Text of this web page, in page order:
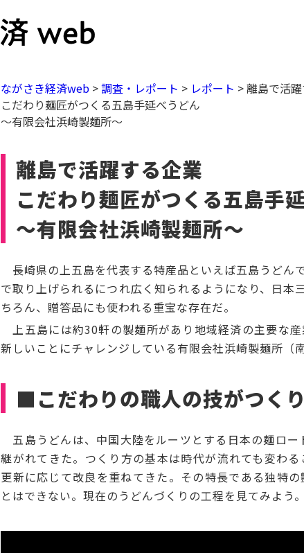
ながさき経済web >調査・レポート > レポート >離島で活
こだわり麺匠がつくる五島手延べうどん
～有限会社浜崎製麺所～
離島で活躍する企業
こだわり麺匠がつくる五島手
～有限会社浜崎製麺所～
長崎県の上五島を代表する特産品といえば五島うどん
で取り上げられるにつれ広く知られるようになり、日本
ちろん、贈答品にも使われる重宝な存在だ。
上五島には約30軒の製麺所があり地域経済の主要な
新しいことにチャレンジしている有限会社浜崎製麺所（
■こだわりの職人の技がつく
五島うどんは、中国大陸をルーツとする日本の麺ロ
継がれてきた。つくり方の基本は時代が流れても変わ
更新に応じて改良を重ねてきた。その特長である独特
とはできない。現在のうどんづくりの工程